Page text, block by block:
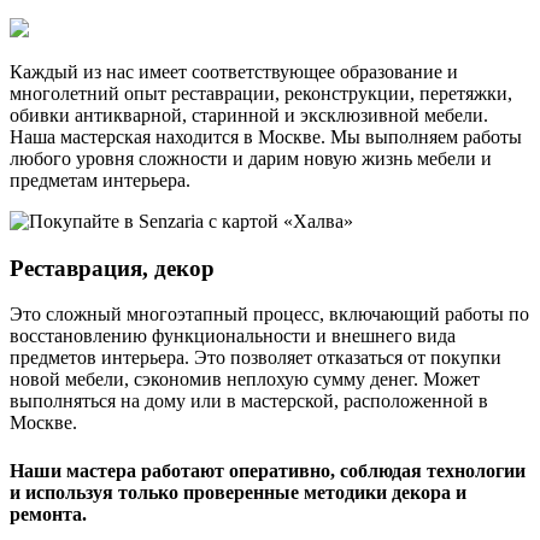
Каждый из нас имеет соответствующее образование и
многолетний опыт реставрации, реконструкции, перетяжки,
обивки антикварной, старинной и эксклюзивной мебели.
Наша мастерская находится в Москве. Мы выполняем работы
любого уровня сложности и дарим новую жизнь мебели и
предметам интерьера.
Реставрация, декор
Это сложный многоэтапный процесс, включающий работы по
восстановлению функциональности и внешнего вида
предметов интерьера. Это позволяет отказаться от покупки
новой мебели, сэкономив неплохую сумму денег. Может
выполняться на дому или в мастерской, расположенной в
Москве.
Наши мастера работают оперативно, соблюдая технологии
и используя только проверенные методики декора и
ремонта.